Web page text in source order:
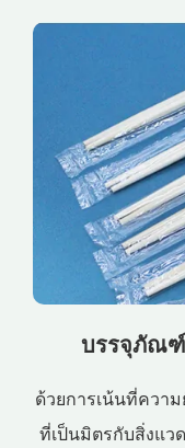
บรรจุภัณฑ์
ด้วยการเน้นที่ควา
ที่เป็นมิตรกับสิ่งแว